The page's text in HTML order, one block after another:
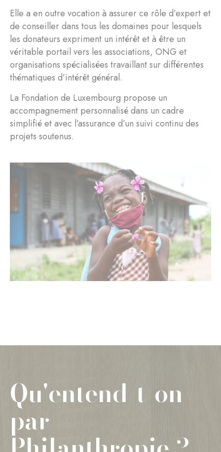
Elle a en outre vocation à assurer ce rôle d’expert et
de conseiller dans tous les domaines pour lesquels
les donateurs expriment un intérêt et à être un
véritable portail vers les associations, ONG et
organisations spécialisées travaillant sur différentes
thématiques d’intérêt général.
La Fondation de Luxembourg propose un
accompagnement personnalisé dans un cadre
simplifié et avec l’assurance d’un suivi continu des
projets soutenus.
Qu'entend-t-on
par